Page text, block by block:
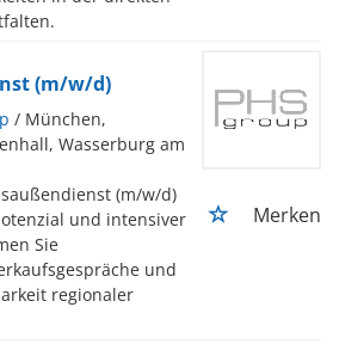
(m/w/d)
/ München,
Wasserburg am
(m/w/d)
und intensiver
Sie
und
regionaler
Merken